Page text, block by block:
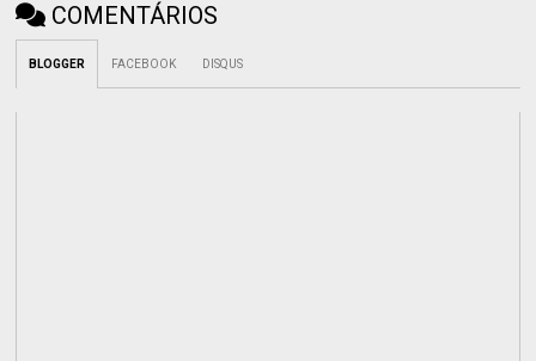
COMENTÁRIOS
BLOGGER FACEBOOK DISQUS